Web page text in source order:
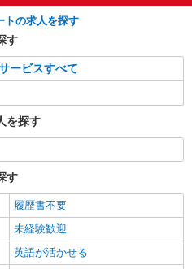
トの求人を探す
す
ービスすべて
を探す
す
履歴書不要
未経験歓迎
英語が活かせる